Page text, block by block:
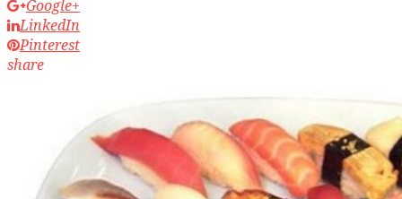
Google+
LinkedIn
Pinterest
share